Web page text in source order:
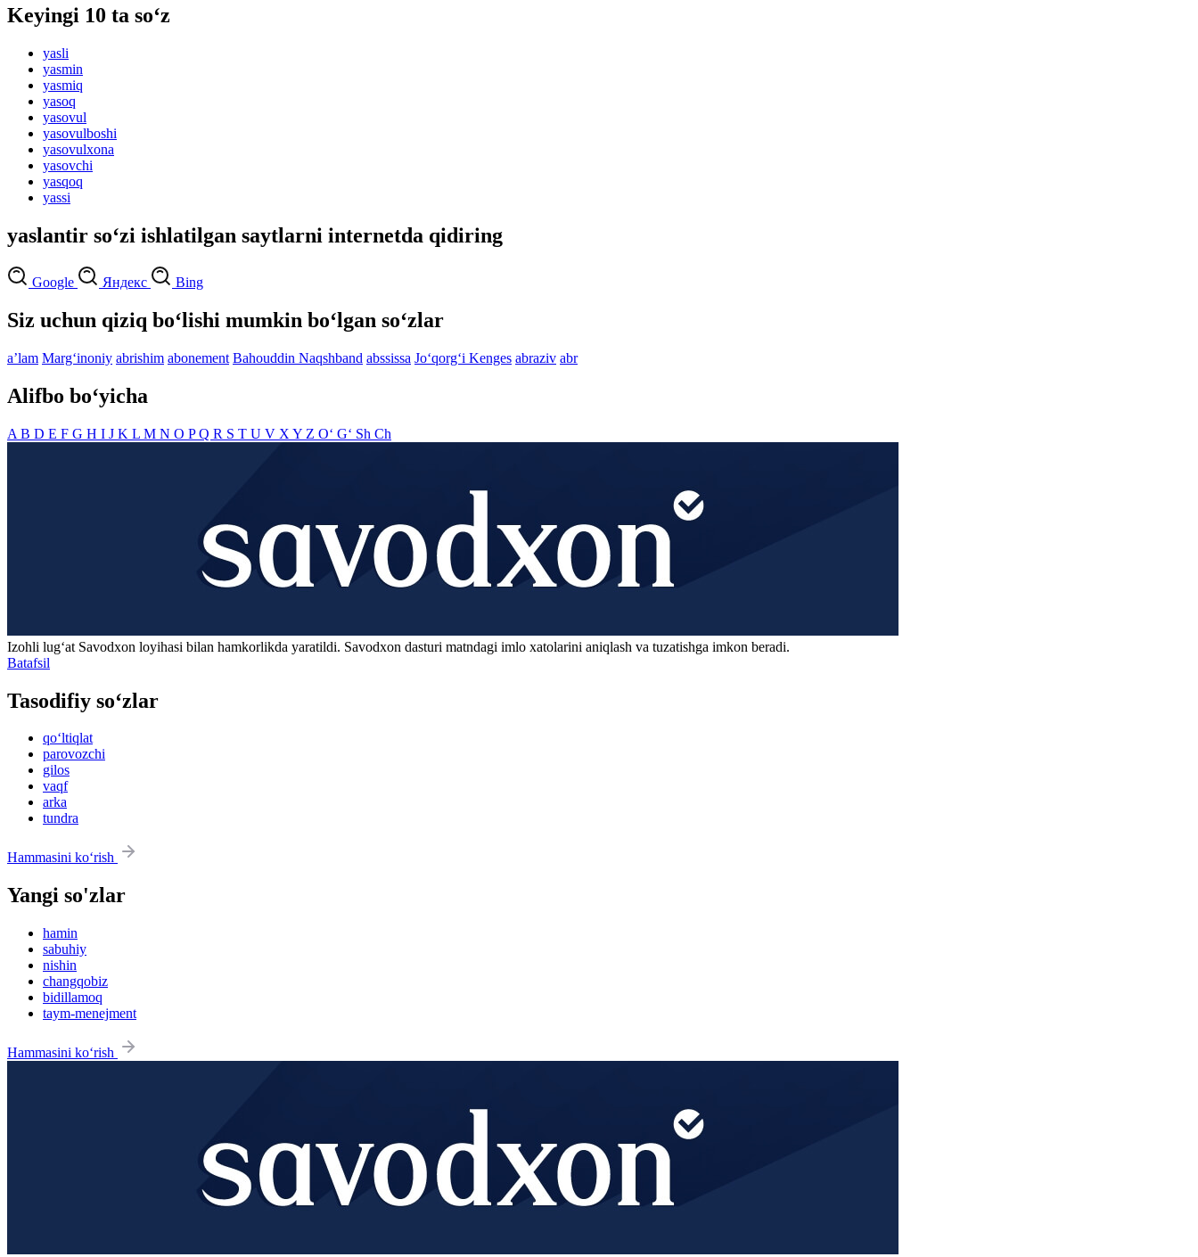
Keyingi 10 ta so‘z
yasli
yasmin
yasmiq
yasoq
yasovul
yasovulboshi
yasovulxona
yasovchi
yasqoq
yassi
yaslantir so‘zi ishlatilgan saytlarni internetda qidiring
Google Яндекс Bing
Siz uchun qiziq bo‘lishi mumkin bo‘lgan so‘zlar
aʼlam Marg‘inoniy abrishim abonement Bahouddin Naqshband abssissa Jo‘qorg‘i Kenges abraziv abr
Alifbo bo‘yicha
A B D E F G H I J K L M N O PQ R S T U V X Y Z O‘ G‘ Sh Ch
Izohli lugʻat Savodxon loyihasi bilan hamkorlikda yaratildi. Savodxon dasturi matndagi imlo xatolarini aniqlash va tuzatishga imkon beradi.
Batafsil
Tasodifiy so‘zlar
qo‘ltiqlat
parovozchi
gilos
vaqf
arka
tundra
Hammasini ko‘rish
Yangi so'zlar
hamin
sabuhiy
nishin
changqobiz
bidillamoq
taym-menejment
Hammasini ko‘rish